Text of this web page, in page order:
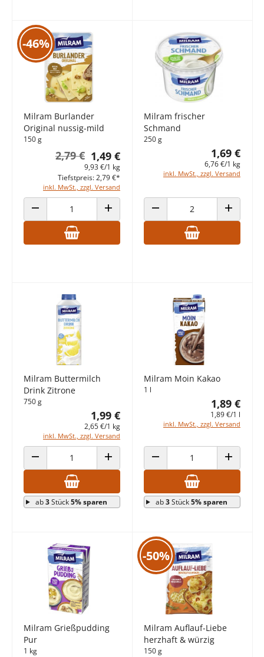
-46%
Milram Burlander
Original nussig-mild
150 g
1,49 €
2,79 €
9,93 €/1 kg
inkl. MwSt., zzgl. Versand
Tiefstpreis: 2,79 €*
ANZAHL VERRINGERN ANZAHL ERHÖHEN
Milram frischer
Schmand
250 g
1,69 €
6,76 €/1 kg
inkl. MwSt., zzgl. Versand
ANZAHL VERRINGERN ANZAHL
Milram Buttermilch
Drink Zitrone
750 g
1,99 €
2,65 €/1 kg
inkl. MwSt., zzgl. Versand
ANZAHL VERRINGERN ANZAHL ERHÖHEN
ab3Stück5% sparen
Milram Moin Kakao
1 l
1,89 €
1,89 €/1 l
inkl. MwSt., zzgl. Versand
ANZAHL VERRINGERN ANZAHL
ab3Stück5% sparen
Milram Grießpudding
Pur
1 kg
-50%
Milram Auflauf-Liebe
herzhaft & würzig
150 g